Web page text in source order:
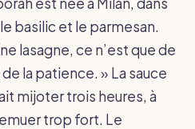
basilic et le parmesan.
lasagne, ce n’est que de
la patience. » La sauce
mijoter trois heures, à
trop fort. Le